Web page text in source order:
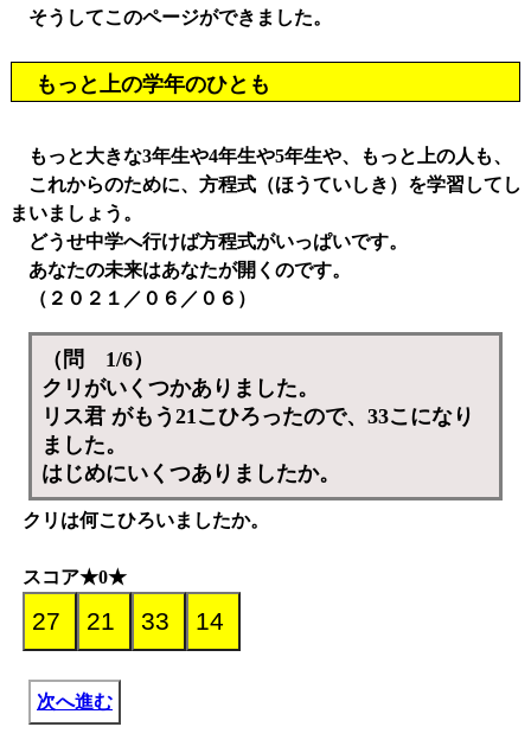
そうしてこのページができました。
もっと上の学年のひとも
もっと大きな3年生や4年生や5年生や、もっと上の人も、
これからのために、方程式（ほうていしき）を学習してし
まいましょう。
どうせ中学へ行けば方程式がいっぱいです。
あなたの未来はあなたが開くのです。
（２０２１／０６／０６）
（問 1/6）
クリがいくつかありました。
リス君 がもう21こひろったので、33こになり
ました。
はじめにいくつありましたか。
クリは何こひろいましたか。
スコア★0★
次へ進む